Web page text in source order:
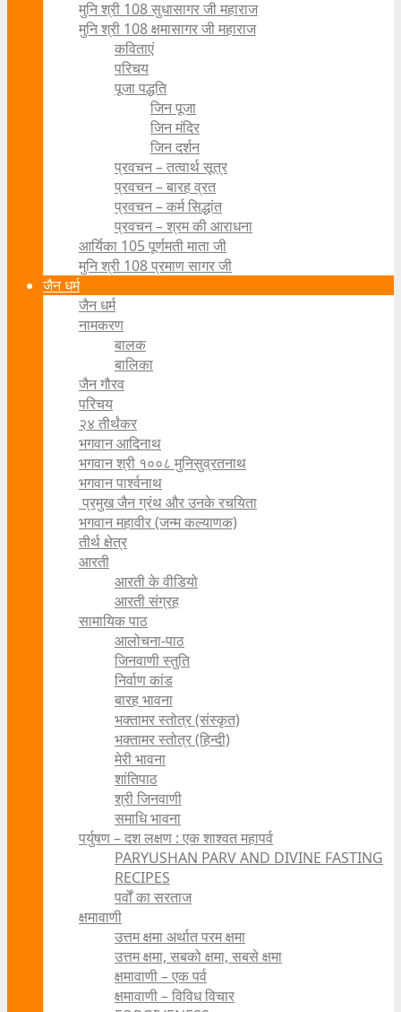
मुनि श्री 108 सुधासागर जी महाराज
मुनि श्री 108 क्षमासागर जी महाराज
कविताएं
परिचय
पूजा पद्धति
जिन पूजा
जिन मंदिर
जिन दर्शन
प्रवचन – तत्वार्थ सूत्र
प्रवचन – बारह व्रत
प्रवचन – कर्म सिद्धांत
प्रवचन – श्रम की आराधना
आर्यिका 105 पूर्णमती माता जी
मुनि श्री 108 प्रमाण सागर जी
जैन धर्म
जैन धर्म
नामकरण
बालक
बालिका
जैन गौरव
परिचय
२४ तीर्थंकर
भगवान आदिनाथ
भगवान श्री १००८ मुनिसुव्रतनाथ
भगवान पार्श्वनाथ
प्रमुख जैन ग्रंथ और उनके रचयिता
भगवान महावीर (जन्म कल्याणक)
तीर्थ क्षेत्र
आरती
आरती के वीडियो
आरती संग्रह
सामायिक पाठ
आलोचना-पाठ
जिनवाणी स्तुति
निर्वाण कांड
बारह भावना
भक्तामर स्तोत्र (संस्कृत)
भक्तामर स्तोत्र (हिन्दी)
मेरी भावना
शांतिपाठ
श्री जिनवाणी
समाधि भावना
पर्युषण – दश लक्षण : एक शाश्वत महापर्व
PARYUSHAN PARV AND DIVINE FASTING
RECIPES
पर्वों का सरताज
क्षमावाणी
उत्तम क्षमा अर्थात परम क्षमा
उत्तम क्षमा, सबको क्षमा, सबसे क्षमा
क्षमावाणी – एक पर्व
क्षमावाणी – विविध विचार